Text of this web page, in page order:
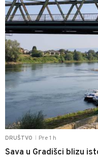
DRUŠTVO Pre 1 h
Sava u Gradišci blizu